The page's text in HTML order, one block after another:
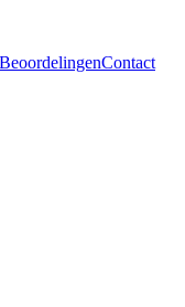
BeoordelingenContact